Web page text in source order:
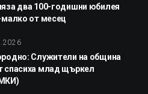
два 100-годишни юбилея
малко от месец
Служители на община
спасиха млад щъркел